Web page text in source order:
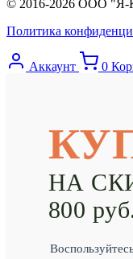
© 2016-2026 ООО
Политика
Аккаунт 0
НА
800